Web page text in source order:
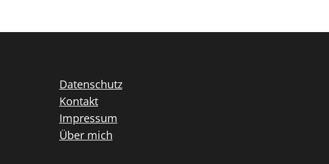
Datenschutz
Kontakt
Impressum
Über mich